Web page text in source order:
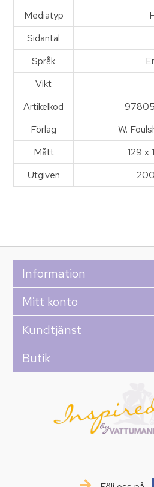
Mediatyp
Sidantal
Språk
Vikt
Artikelkod
Förlag
W.
Mått
129 x
Utgiven
Information
Mitt konto
Kundtjänst
Butik